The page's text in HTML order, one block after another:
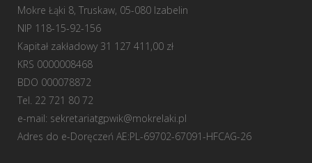
Mokre Łąki 8, Truskaw, 05-080 Izabelin
NIP 118-15-92-156
Kapitał zakładowy 31 127 411,00 zł
KRS 0000008468
BDO 000078872
Tel. 22 721 80 72
e-mail: sekretariatgpwik@mokrelaki.pl
Adres do e-Doręczeń AE:PL-69702-67091-HFCAG-26